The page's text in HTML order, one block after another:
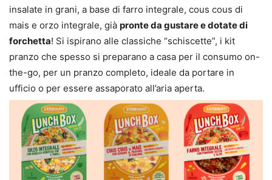
insalate in grani, a base di farro integrale, cous cous di
mais e orzo integrale, già pronte da gustare e dotate di
forchetta! Si ispirano alle classiche “schiscette”, i kit
pranzo che spesso si preparano a casa per il consumo on-
the-go, per un pranzo completo, ideale da portare in
ufficio o per essere assaporato all’aria aperta.